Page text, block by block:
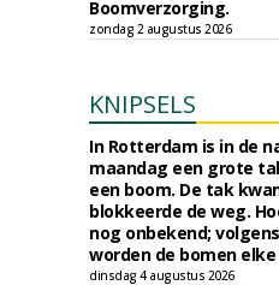
Boomverzorging.
zondag 2 augustus 2026
KNIPSELS
In Rotterdam is in de
maandag een grote
een boom. De tak
blokkeerde de weg.
nog onbekend;
worden de bomen
dinsdag 4 augustus 2026